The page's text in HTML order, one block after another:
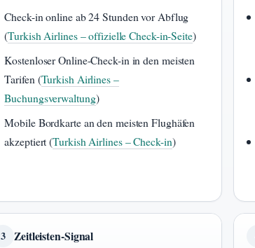
Check-in online ab 24 Stunden vor Abflug
(Turkish Airlines – offizielle Check-in-Seite)
Kostenloser Online-Check-in in den meisten
Tarifen (Turkish Airlines –
Buchungsverwaltung)
Mobile Bordkarte an den meisten Flughäfen
akzeptiert (Turkish Airlines – Check-in)
3 Zeitleisten-Signal